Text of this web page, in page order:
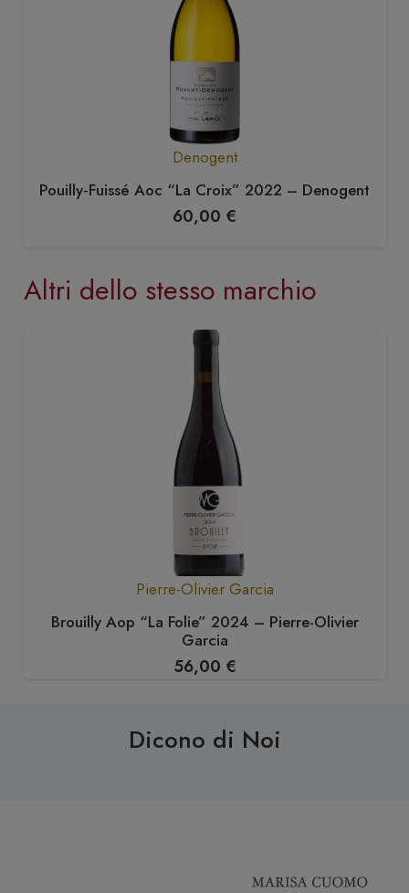
Denogent
Pouilly‑Fuissé Aoc “La Croix” 2022 – Denogent
60,00 €
Altri dello stesso marchio
Pierre-Olivier Garcia
Brouilly Aop “La Folie” 2024 – Pierre-Olivier
Garcia
56,00 €
Dicono di Noi